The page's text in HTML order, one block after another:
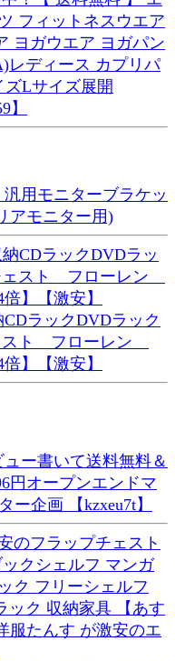
フィットネスウエア
ヨガウエア ヨガパン
レディース カプリパ
ズLサイズ展開
用モニターブラケッ
アモニター用)
ラックDVDラック
スト フローレン
】【激安】
ー書いて送料無料＆
円オープンエンドマ
ー企画 【kzxeu7t】